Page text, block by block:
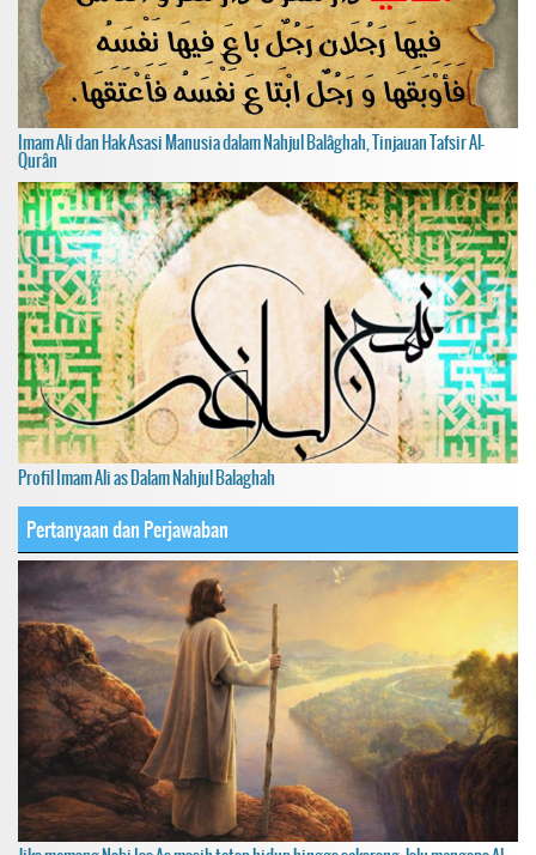
Imam Ali dan Hak Asasi Manusia dalam Nahjul Balâghah, Tinjauan Tafsir Al-
Qurân
Profil Imam Ali as Dalam Nahjul Balaghah
Pertanyaan dan Perjawaban